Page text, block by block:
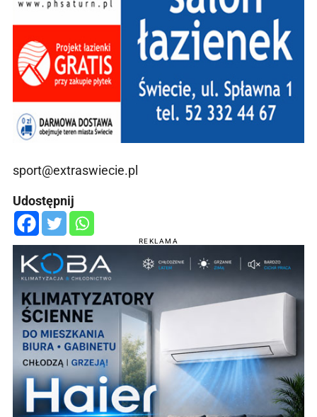
sport@extraswiecie.pl
Udostępnij
REKLAMA